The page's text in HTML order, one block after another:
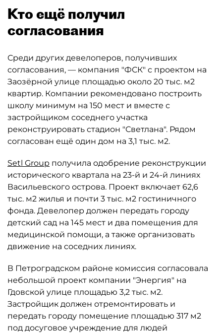
Кто ещё получил
согласования
Среди других девелоперов, получивших
согласования, — компания "ФСК" с проектом на
Заозёрной улице площадью около 20 тыс. м2
квартир. Компании рекомендовано построить
школу минимум на 150 мест и вместе с
застройщиком соседнего участка
реконструировать стадион "Светлана". Рядом
согласован ещё один дом на 3,1 тыс. м2.
Setl Group получила одобрение реконструкции
исторического квартала на 23-й и 24-й линиях
Васильевского острова. Проект включает 62,6
тыс. м2 жилья и почти 3 тыс. м2 гостиничного
фонда. Девелопер должен передать городу
детский сад на 145 мест и два помещения для
медицинской помощи, а также организовать
движение на соседних линиях.
В Петроградском районе комиссия согласовала
небольшой проект компании "Энергия" на
Гдовской улице площадью 3,2 тыс. м2.
Застройщик должен отремонтировать и
передать городу помещение площадью 317 м2
под досуговое учреждение для людей